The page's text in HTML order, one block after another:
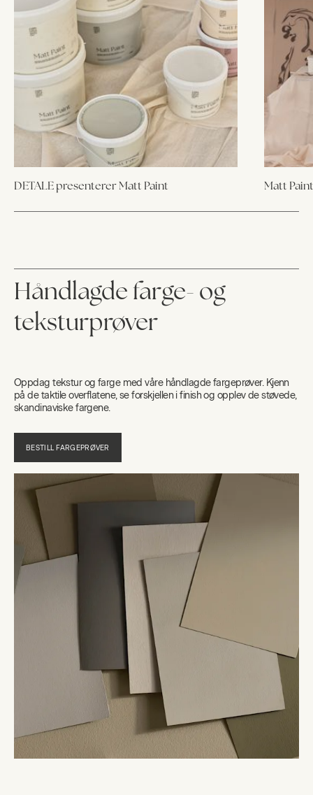
DETALE presenterer Matt Paint Matt
Håndlagde farge- og
teksturprøver
Oppdag tekstur og farge med våre håndlagde fargeprøver. Kjenn
på de taktile overflatene, se forskjellen i finish og opplev de støvede,
skandinaviske fargene.
BESTILL FARGEPRØVER